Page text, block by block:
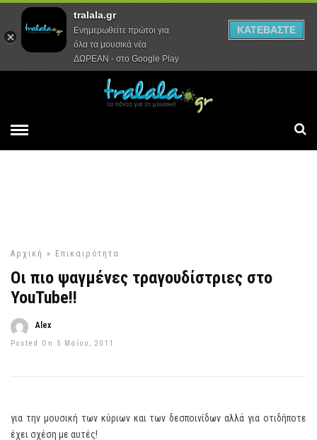
Αρχική Συνεντεύξεις Ρεπορτάζ
Αρχική » Επικαιρότητα
Οι πιο ψαγμένες τραγουδίστριες στο
YouTube!!
Alex
Posted On 5 Μαΐου, 2011
για την μουσική των κύριων και των δεσποινίδων αλλά για οτιδήποτε
έχει σχέση με αυτές!
tralala.gr
Ενημερωθείτε πρώτοι για
όλα τα μουσικά νέα
ΔΩΡΕΑΝ - στο Google Play
ΚΑΤΕΒΑΣΤΕ